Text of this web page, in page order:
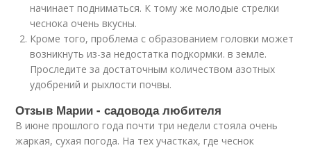
начинает подниматься. К тому же молодые стрелки
чеснока очень вкусны.
Кроме того, проблема с образованием головки может
возникнуть из-за недостатка подкормки. в земле.
Проследите за достаточным количеством азотных
удобрений и рыхлости почвы.
Отзыв Марии - садовода любителя
В июне прошлого года почти три недели стояла очень
жаркая, сухая погода. На тех участках, где чеснок